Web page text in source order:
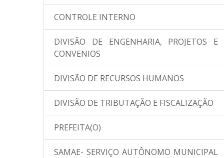
CONTROLE INTERNO
DIVISÃO DE ENGENHARIA, PROJETOS E
CONVENIOS
DIVISÃO DE RECURSOS HUMANOS
DIVISÃO DE TRIBUTAÇÃO E FISCALIZAÇÃO
PREFEITA(O)
SAMAE- SERVIÇO AUTÔNOMO MUNICIPAL